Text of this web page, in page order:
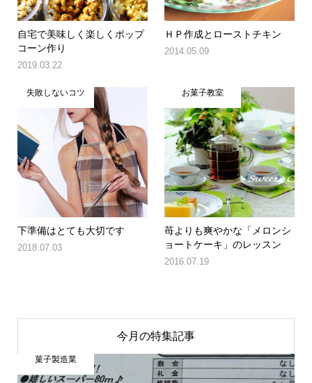
自宅で美味しく楽しくポップ
コーン作り
2019.03.22
ＨＰ作成とローストチキン
2014.05.09
失敗しないコツ
下準備はとても大切です
2018.07.03
お菓子教室
苺よりも爽やかな「メロンシ
ョートケーキ」のレッスン
2016.07.19
今月の特集記事
菓子製造業